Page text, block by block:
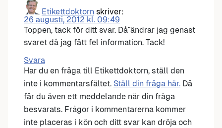
Etikettdoktorn skriver:
26 augusti, 2012 kl. 09:49
Toppen, tack för ditt svar. Då¨ändrar jag genast
svaret då jag fått fel information. Tack!
Svara
Har du en fråga till Etikettdoktorn, ställ den
inte i kommentarsfältet. Ställ din fråga här. Då
får du även ett meddelande när din fråga
besvarats. Frågor i kommentarerna kommer
inte placeras i kön och ditt svar kan dröja och